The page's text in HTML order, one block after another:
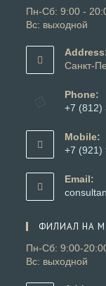
Пн-Сб: 9:00 -
Вс: выходной
Санкт-
Phone:
+7 (812)
в
вашем
Mobile:
+7 (921)
в
вашем
Email:
ФИЛИАЛ НА
Пн-Сб: 9:00-
Вс: выходной